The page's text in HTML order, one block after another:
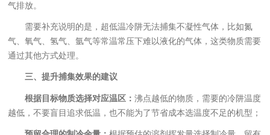
气排放。
需要补充说明的是，超低温冷阱无法捕集不凝性气体，比如氮
气、氧气、氢气、氩气等常温常压下难以液化的气体，这类物质需要
通过其他方式处理。
三、提升捕集效果的建议
根据目标物质选择对应温区：沸点越低的物质，需要的冷阱温度
越低，不要盲目追求低温，也不能为了节省成本选温度不足的机型；